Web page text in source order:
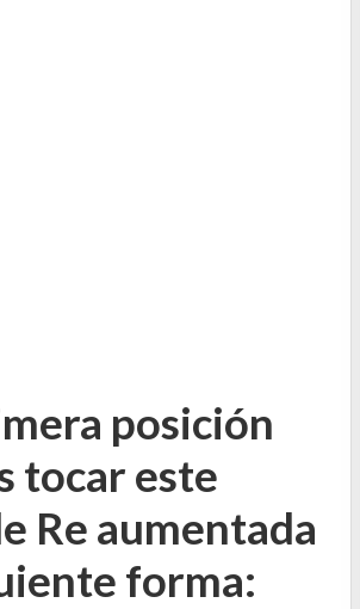
posición
tocar este
Re aumentada
forma: